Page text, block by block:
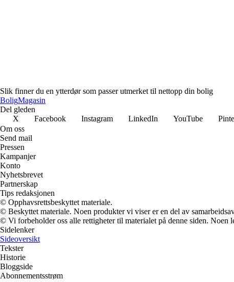
Slik finner du en ytterdør som passer utmerket til nettopp din bolig
BoligMagasin
Del gleden
X
Facebook Instagram LinkedIn YouTube
Om oss
Send mail
Pressen
Kampanjer
Konto
Nyhetsbrevet
Partnerskap
Tips redaksjonen
© Opphavsrettsbeskyttet materiale.
© Beskyttet materiale. Noen produkter vi viser er en del av
© Vi forbeholder oss alle rettigheter til materialet på denne siden.
Sidelenker
Sideoversikt
Tekster
Historie
Bloggside
Abonnementsstrøm